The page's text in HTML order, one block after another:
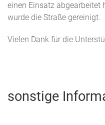
einen Einsatz abgearbeitet
wurde die Straße gereinigt.
Vielen Dank für die
sonstige